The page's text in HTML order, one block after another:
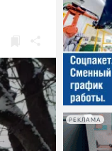
РЕКЛАМА